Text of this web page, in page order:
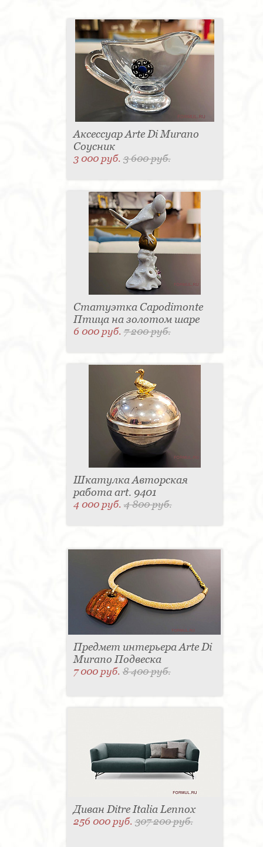
Аксессуар Arte Di Murano
Соусник
3 000 руб.3 600 руб.
Статуэтка Capodimonte
Птица на золотом шаре
6 000 руб.7 200 руб.
Шкатулка Авторская
работа art. 9401
4 000 руб.4 800 руб.
Предмет интерьера Arte Di
Murano Подвеска
7 000 руб.8 400 руб.
Диван Ditre Italia Lennox
256 000 руб.307 200 руб.